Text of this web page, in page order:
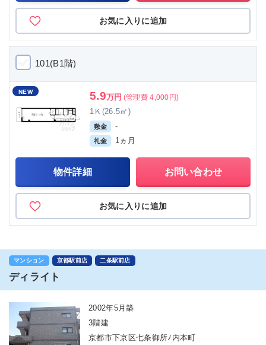
お気に入りに追加
101(B1階)
NEW 5.9万円 (管理費 4,000円)
1Ｋ(26.5㎡)
敷金 -
礼金 1ヵ月
物件詳細 お問い合わせ
お気に入りに追加
マンション 京都駅前店 二条駅前店
ディライト
2002年5月築
3階建
京都市下京区七条御所ﾉ内本町